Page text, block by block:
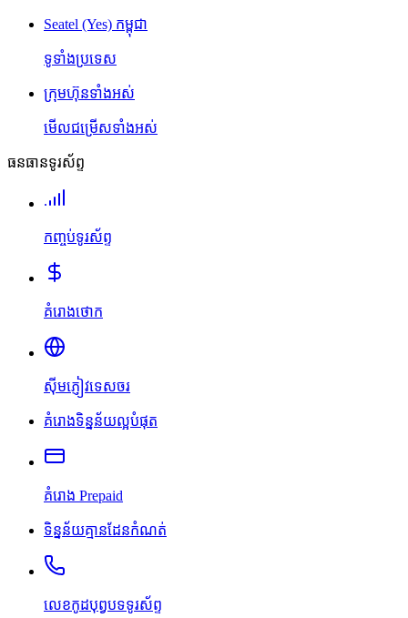
Seatel (Yes) កម្ពុជា
ទូទាំងប្រទេស
ក្រុមហ៊ុនទាំងអស់
មើលជម្រើសទាំងអស់
ធនធានទូរស័ព្ទ
កញ្ចប់ទូរស័ព្ទ
គំរោងថោក
ស៊ីមភ្ញៀវទេសចរ
គំរោងទិន្នន័យល្អបំផុត
គំរោង Prepaid
ទិន្នន័យគ្មានដែនកំណត់
លេខកូដបុព្វបទទូរស័ព្ទ